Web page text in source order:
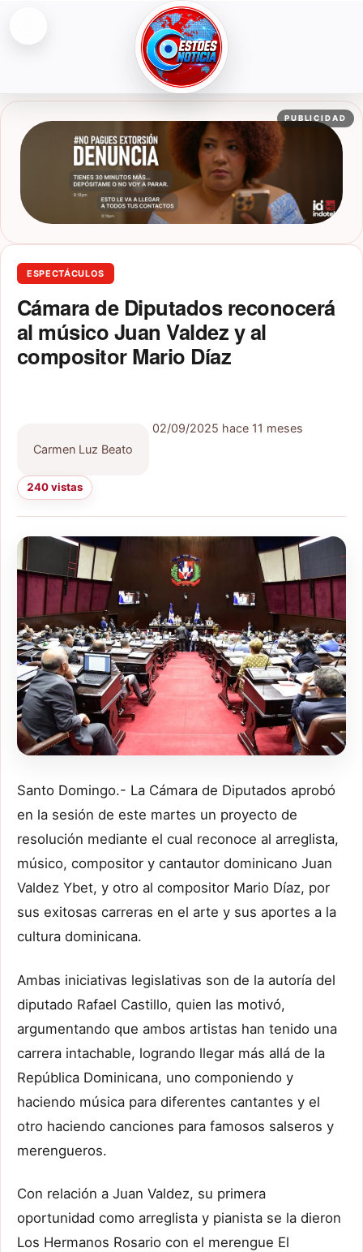
ESTOESNOTICIA|NOTICIAS
PUBLICIDAD
ESPECTÁCULOS
Cámara de Diputados reconocerá
al músico Juan Valdez y al
compositor Mario Díaz
Carmen Luz Beato
02/09/2025 hace 11 meses
240 vistas
Santo Domingo.- La Cámara de Diputados aprobó
en la sesión de este martes un proyecto de
resolución mediante el cual reconoce al arreglista,
músico, compositor y cantautor dominicano Juan
Valdez Ybet, y otro al compositor Mario Díaz, por
sus exitosas carreras en el arte y sus aportes a la
cultura dominicana.
Ambas iniciativas legislativas son de la autoría del
diputado Rafael Castillo, quien las motivó,
argumentando que ambos artistas han tenido una
carrera intachable, logrando llegar más allá de la
República Dominicana, uno componiendo y
haciendo música para diferentes cantantes y el
otro haciendo canciones para famosos salseros y
merengueros.
Con relación a Juan Valdez, su primera
oportunidad como arreglista y pianista se la dieron
Los Hermanos Rosario con el merengue El